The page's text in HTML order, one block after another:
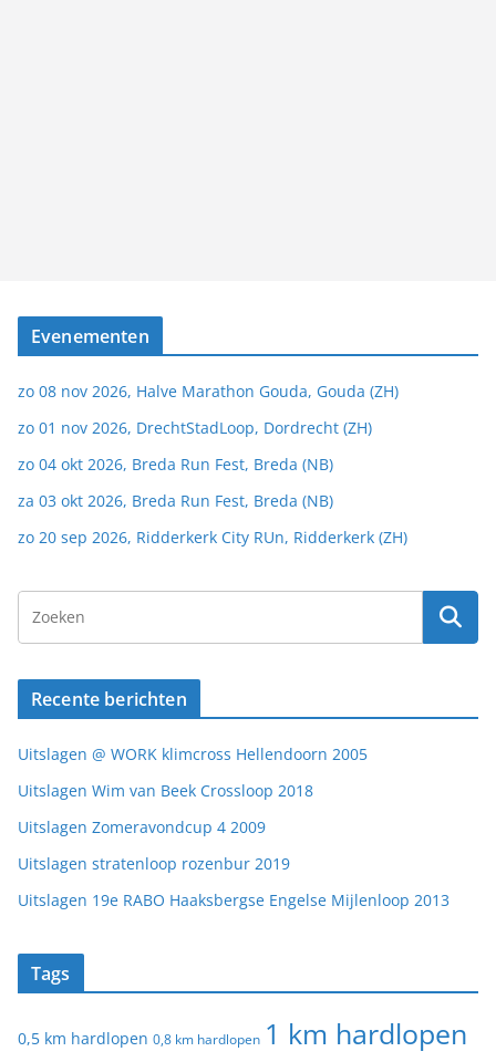
Evenementen
zo 08 nov 2026, Halve Marathon Gouda, Gouda (ZH)
zo 01 nov 2026, DrechtStadLoop, Dordrecht (ZH)
zo 04 okt 2026, Breda Run Fest, Breda (NB)
za 03 okt 2026, Breda Run Fest, Breda (NB)
zo 20 sep 2026, Ridderkerk City RUn, Ridderkerk (ZH)
Recente berichten
Uitslagen @ WORK klimcross Hellendoorn 2005
Uitslagen Wim van Beek Crossloop 2018
Uitslagen Zomeravondcup 4 2009
Uitslagen stratenloop rozenbur 2019
Uitslagen 19e RABO Haaksbergse Engelse Mijlenloop 2013
Tags
0,5 km hardlopen 0,8 km hardlopen 1 km hardlopen